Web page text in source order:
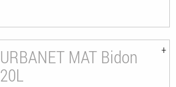
URBANET MAT Bidon
20L